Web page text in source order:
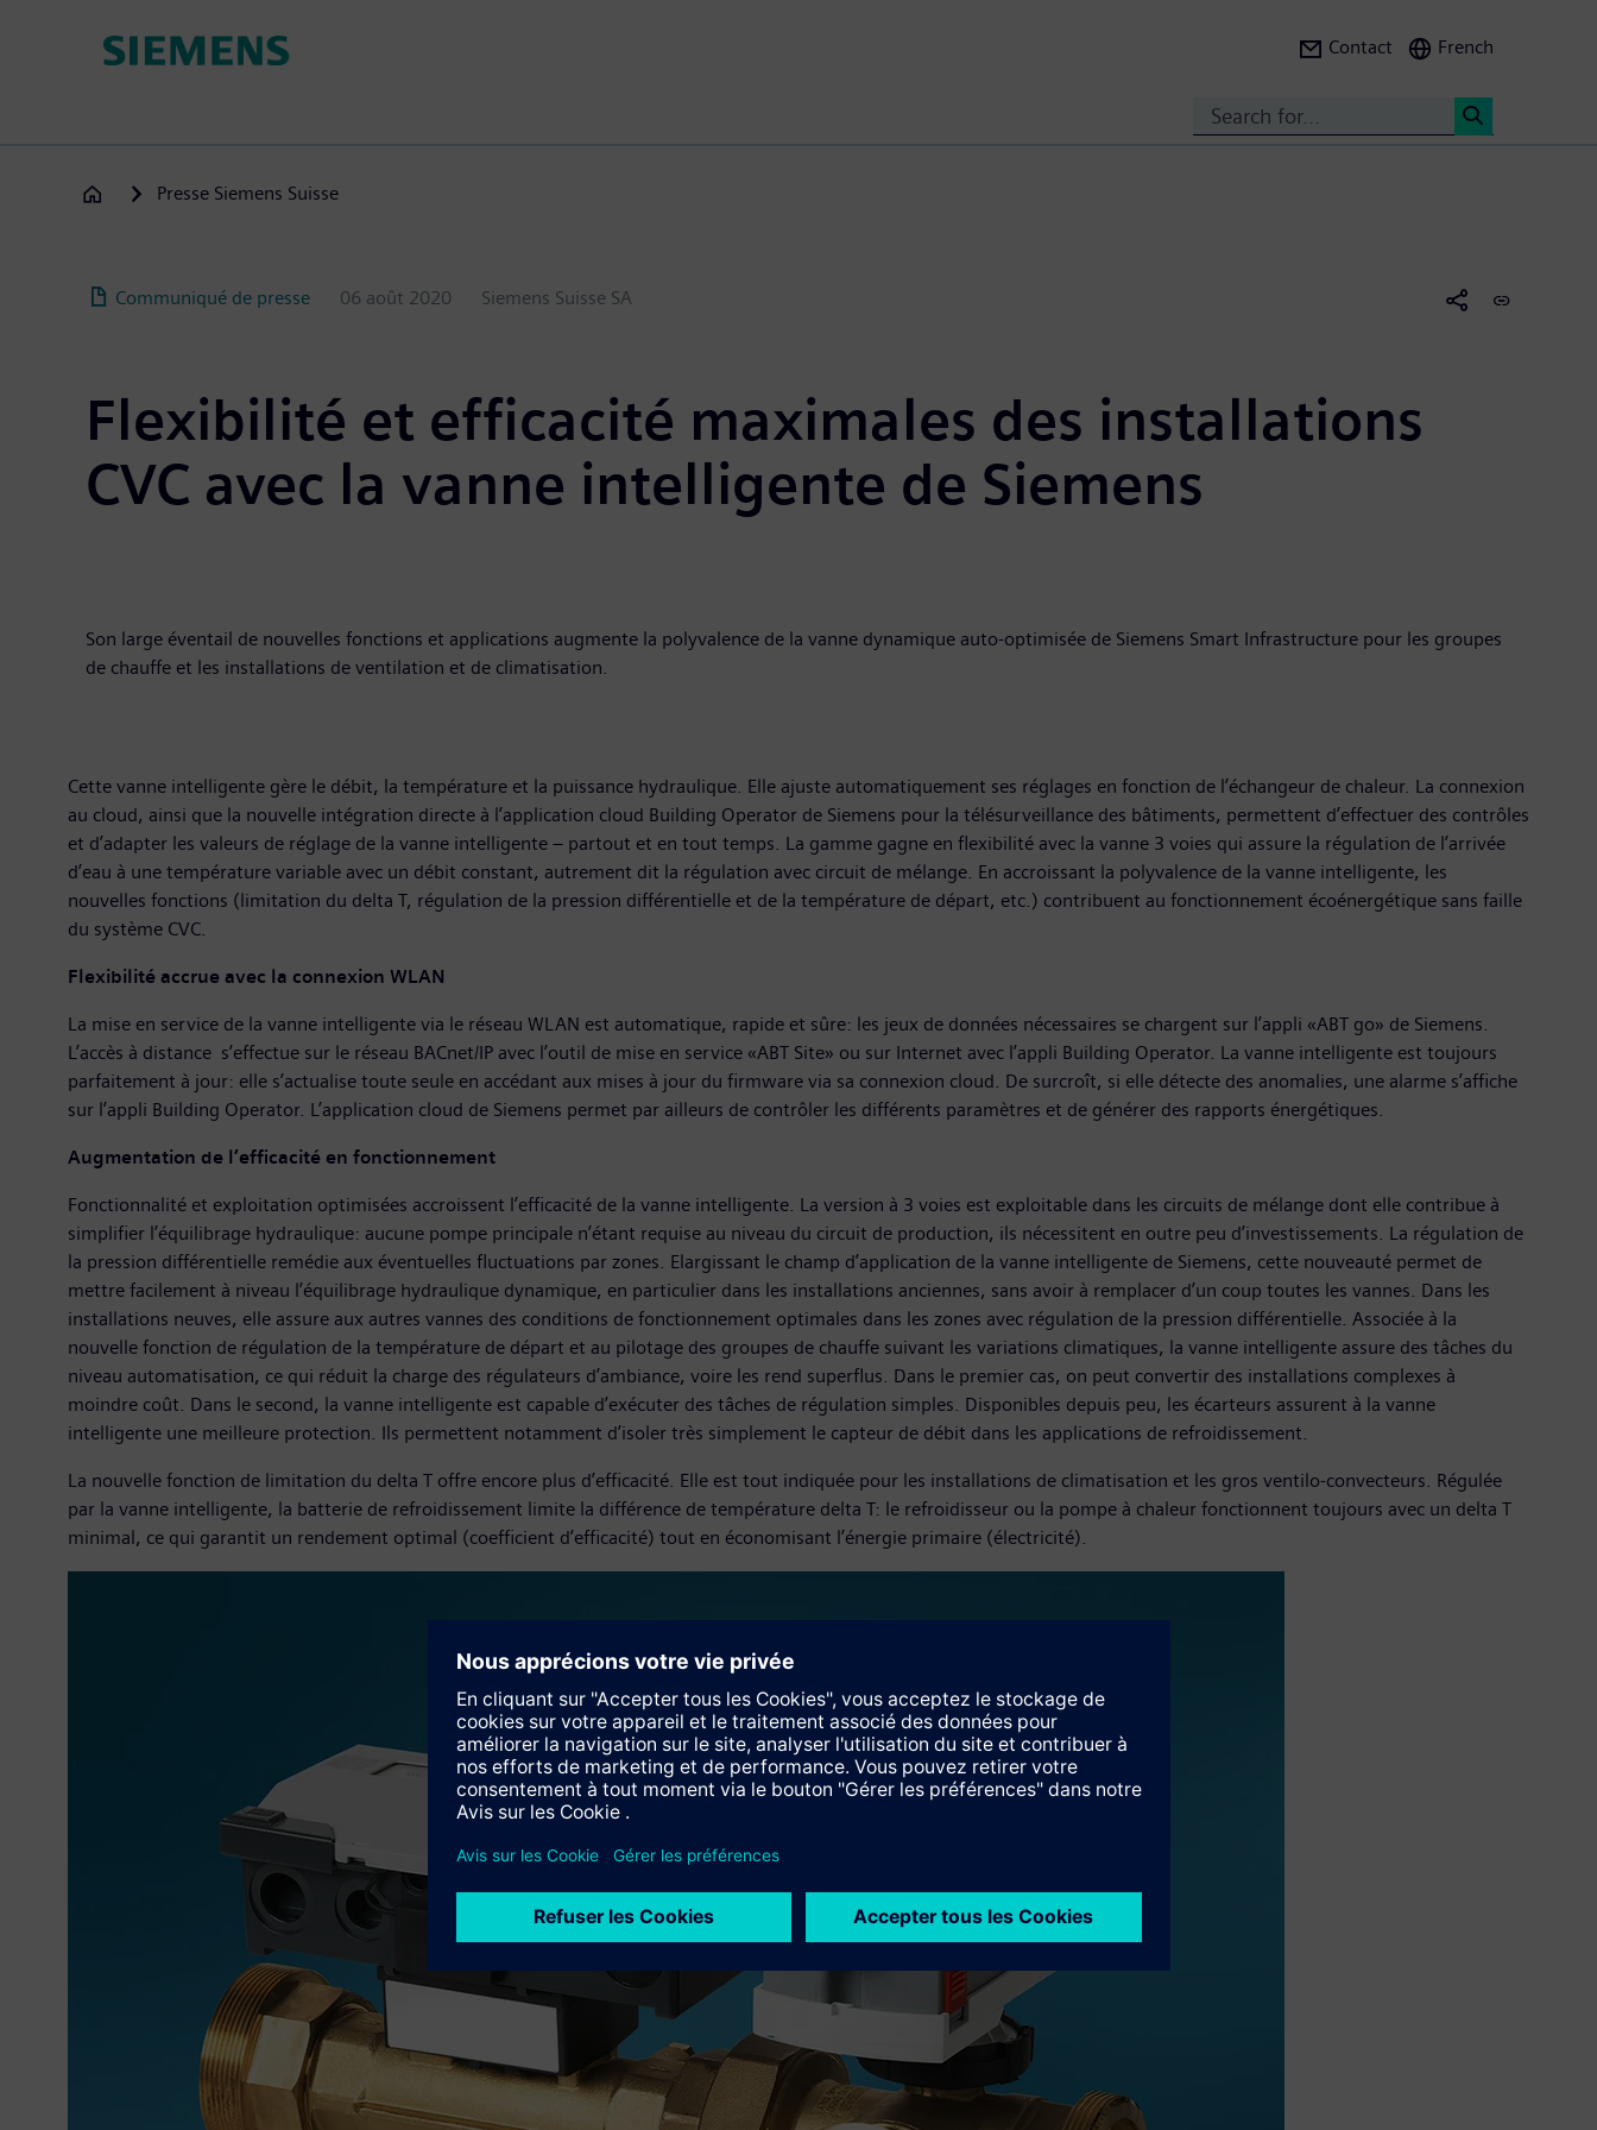
Contact French
Presse Siemens Suisse
Communiqué de presse 06 août 2020 Siemens Suisse SA
Flexibilité et efficacité maximales des installations
CVC avec la vanne intelligente de Siemens
Son large éventail de nouvelles fonctions et applications augmente la polyvalence de la vanne dynamique auto-optimisée de Siemens Smart Infrastructure pour les groupes
de chauffe et les installations de ventilation et de climatisation.
Cette vanne intelligente gère le débit, la température et la puissance hydraulique. Elle ajuste automatiquement ses réglages en fonction de l’échangeur de chaleur. La connexion
au cloud, ainsi que la nouvelle intégration directe à l’application cloud Building Operator de Siemens pour la télésurveillance des bâtiments, permettent d’effectuer des contrôles
et d’adapter les valeurs de réglage de la vanne intelligente – partout et en tout temps. La gamme gagne en flexibilité avec la vanne 3 voies qui assure la régulation de l’arrivée
d’eau à une température variable avec un débit constant, autrement dit la régulation avec circuit de mélange. En accroissant la polyvalence de la vanne intelligente, les
nouvelles fonctions (limitation du delta T, régulation de la pression différentielle et de la température de départ, etc.) contribuent au fonctionnement écoénergétique sans faille
du système CVC.
Flexibilité accrue avec la connexion WLAN
La mise en service de la vanne intelligente via le réseau WLAN est automatique, rapide et sûre: les jeux de données nécessaires se chargent sur l’appli «ABT go» de Siemens.
L’accès à distance s’effectue sur le réseau BACnet/IP avec l’outil de mise en service «ABT Site» ou sur Internet avec l’appli Building Operator. La vanne intelligente est toujours
parfaitement à jour: elle s’actualise toute seule en accédant aux mises à jour du firmware via sa connexion cloud. De surcroît, si elle détecte des anomalies, une alarme s’affiche
sur l’appli Building Operator. L’application cloud de Siemens permet par ailleurs de contrôler les différents paramètres et de générer des rapports énergétiques.
Augmentation de l’efficacité en fonctionnement
Fonctionnalité et exploitation optimisées accroissent l’efficacité de la vanne intelligente. La version à 3 voies est exploitable dans les circuits de mélange dont elle contribue à
simplifier l’équilibrage hydraulique: aucune pompe principale n’étant requise au niveau du circuit de production, ils nécessitent en outre peu d’investissements. La régulation de
la pression différentielle remédie aux éventuelles fluctuations par zones. Elargissant le champ d’application de la vanne intelligente de Siemens, cette nouveauté permet de
mettre facilement à niveau l’équilibrage hydraulique dynamique, en particulier dans les installations anciennes, sans avoir à remplacer d’un coup toutes les vannes. Dans les
installations neuves, elle assure aux autres vannes des conditions de fonctionnement optimales dans les zones avec régulation de la pression différentielle. Associée à la
nouvelle fonction de régulation de la température de départ et au pilotage des groupes de chauffe suivant les variations climatiques, la vanne intelligente assure des tâches du
niveau automatisation, ce qui réduit la charge des régulateurs d’ambiance, voire les rend superflus. Dans le premier cas, on peut convertir des installations complexes à
moindre coût. Dans le second, la vanne intelligente est capable d’exécuter des tâches de régulation simples. Disponibles depuis peu, les écarteurs assurent à la vanne
intelligente une meilleure protection. Ils permettent notamment d’isoler très simplement le capteur de débit dans les applications de refroidissement.
La nouvelle fonction de limitation du delta T offre encore plus d’efficacité. Elle est tout indiquée pour les installations de climatisation et les gros ventilo-convecteurs. Régulée
par la vanne intelligente, la batterie de refroidissement limite la différence de température delta T: le refroidisseur ou la pompe à chaleur fonctionnent toujours avec un delta T
minimal, ce qui garantit un rendement optimal (coefficient d’efficacité) tout en économisant l’énergie primaire (électricité).